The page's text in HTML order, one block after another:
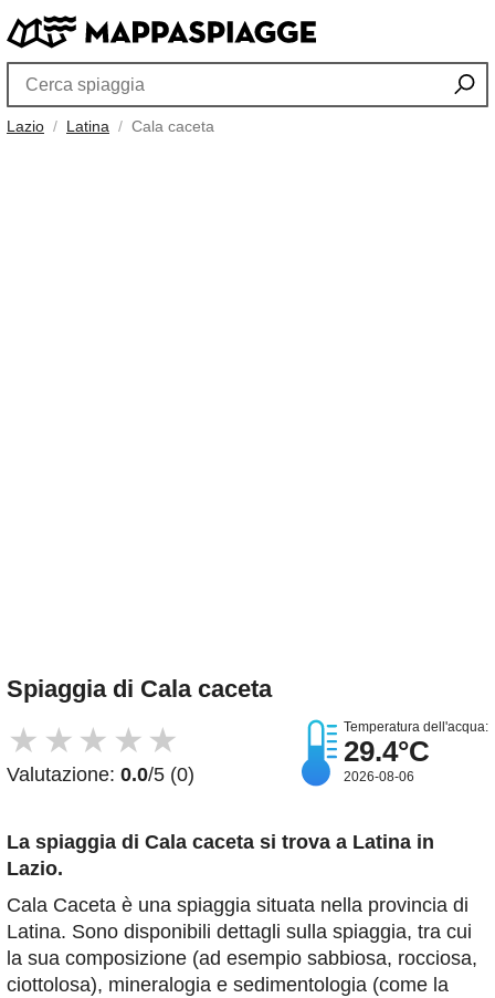
Lazio Latina Cala caceta
Spiaggia di Cala caceta
★ ★ ★ ★ ★
Valutazione: 0.0/5 (0)
Temperatura dell'acqua:
29.4°C
2026-08-06
La spiaggia di Cala caceta si trova a Latina in
Lazio.
Cala Caceta è una spiaggia situata nella provincia di
Latina. Sono disponibili dettagli sulla spiaggia, tra cui
la sua composizione (ad esempio sabbiosa, rocciosa,
ciottolosa), mineralogia e sedimentologia (come la